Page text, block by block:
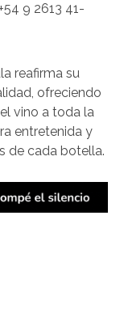
9 2613 41-
reafirma su
ofreciendo
vino a toda la
entretenida y
de cada botella.